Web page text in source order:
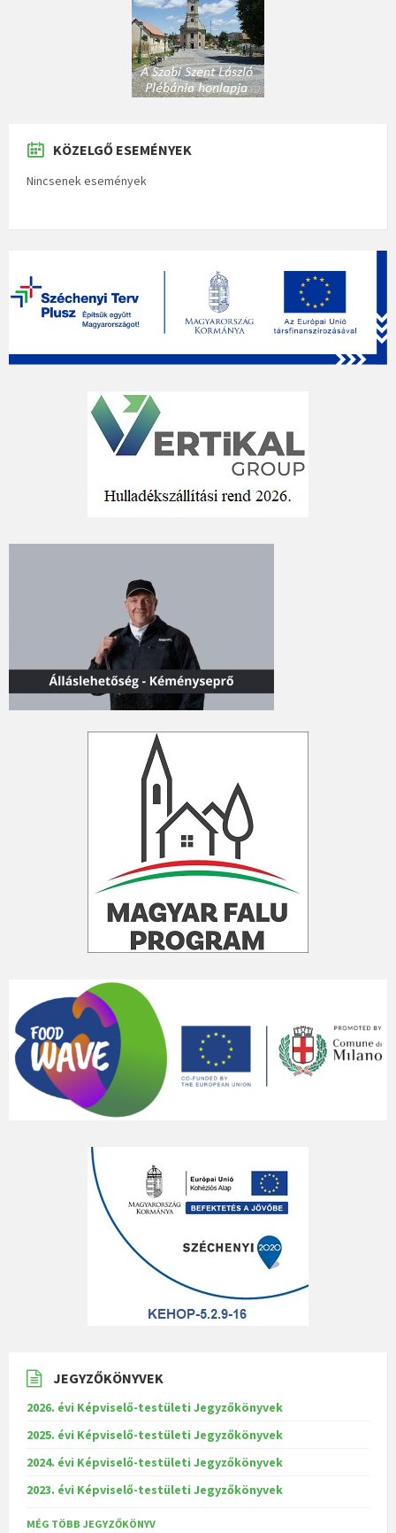
KÖZELGŐ ESEMÉNYEK
Nincsenek események
JEGYZŐKÖNYVEK
2026. évi Képviselő-testületi Jegyzőkönyvek
2025. évi Képviselő-testületi Jegyzőkönyvek
2024. évi Képviselő-testületi Jegyzőkönyvek
2023. évi Képviselő-testületi Jegyzőkönyvek
MÉG TÖBB JEGYZŐKÖNYV